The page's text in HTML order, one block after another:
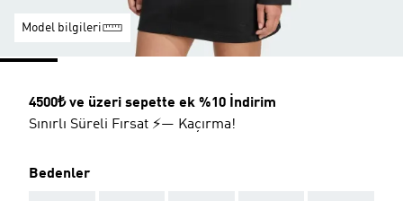
Model bilgileri
4500₺ ve üzeri sepette ek %10 İndirim
Sınırlı Süreli Fırsat ⚡— Kaçırma!
Bedenler